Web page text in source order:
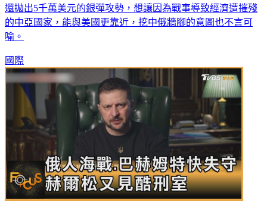
還拋出5千萬美元的銀彈攻勢，想讓因為戰事導致經濟遭摧殘
的中亞國家，能與美國更靠近，挖中俄牆腳的意圖也不言可
喻。
國際